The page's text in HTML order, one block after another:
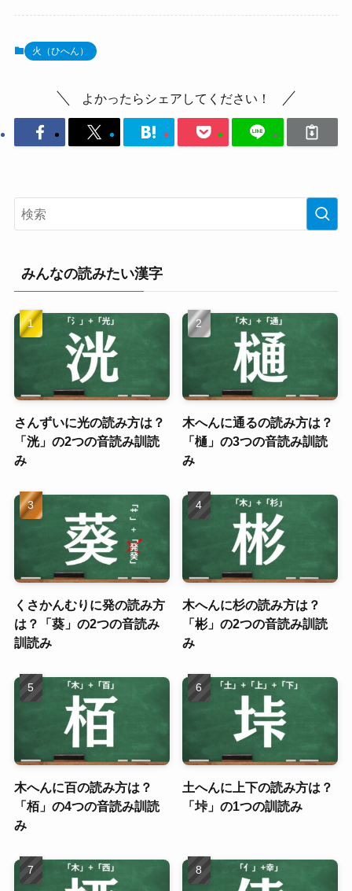
火（ひへん）
よかったらシェアしてください！
みんなの読みたい漢字
さんずいに光の読み方は？
「洸」の2つの音読み訓読
み
木へんに通るの読み方は？
「樋」の3つの音読み訓読
み
くさかんむりに発の読み方
は？「葵」の2つの音読み
訓読み
木へんに杉の読み方は？
「彬」の2つの音読み訓読
み
木へんに百の読み方は？
「栢」の4つの音読み訓読
み
土へんに上下の読み方は？
「垰」の1つの訓読み